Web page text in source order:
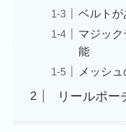
ベルトが
マジッ
能
メッシ
リールポー